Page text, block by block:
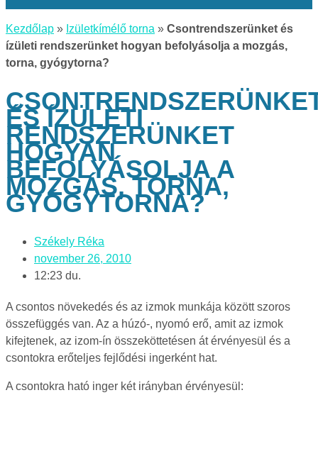
Kezdőlap » Izületkímélő torna » Csontrendszerünket és
ízületi rendszerünket hogyan befolyásolja a mozgás,
torna, gyógytorna?
ÉS ÍZÜLETI
RENDSZERÜNKET
HOGYAN
BEFOLYÁSOLJA A
MOZGÁS, TORNA,
GYÓGYTORNA?
Székely Réka
november 26, 2010
12:23 du.
A csontos növekedés és az izmok munkája között szoros
összefüggés van. Az a húzó-, nyomó erő, amit az izmok
kifejtenek, az izom-ín összeköttetésen át érvényesül és a
csontokra erőteljes fejlődési ingerként hat.
A csontokra ható inger két irányban érvényesül: